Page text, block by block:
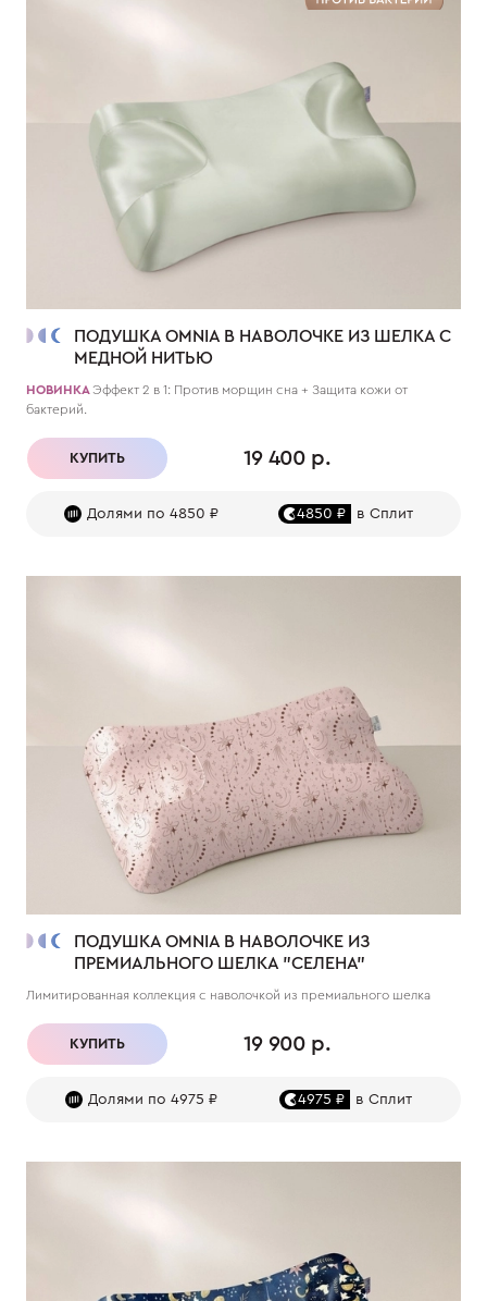
ПОДУШКА OMNIA В НАВОЛОЧКЕ ИЗ ШЕЛКА С
МЕДНОЙ НИТЬЮ
НОВИНКА Эффект 2 в 1: Против морщин сна + Защита кожи от
бактерий.
КУПИТЬ 19 400 р.
Долями по 4850 ₽ 4850 ₽ в Сплит
ПОДУШКА OMNIA В НАВОЛОЧКЕ ИЗ
ПРЕМИАЛЬНОГО ШЕЛКА "СЕЛЕНА"
Лимитированная коллекция с наволочкой из премиального шелка
КУПИТЬ 19 900 р.
Долями по 4975 ₽ 4975 ₽ в Сплит